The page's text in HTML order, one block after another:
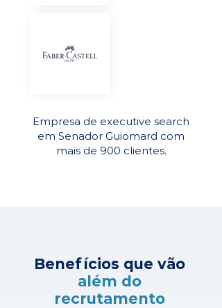
Empresa de executive search
em Senador Guiomard com
mais de 900 clientes.
Benefícios que vão
além do
recrutamento